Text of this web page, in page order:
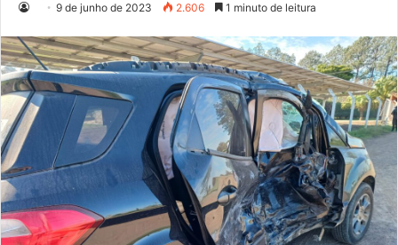
9 de junho de 2023 2.606 1 minuto de leitura